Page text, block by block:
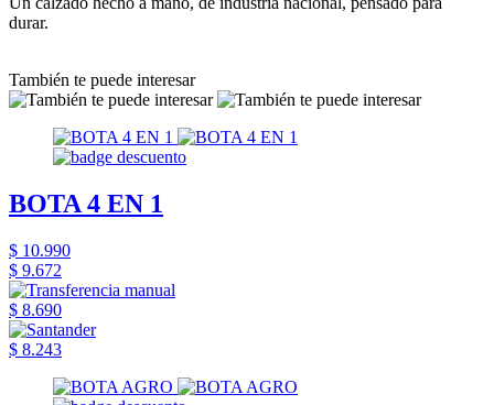
durar.
También te puede interesar
BOTA 4 EN 1
$ 10.990
$ 9.672
$ 8.690
$ 8.243